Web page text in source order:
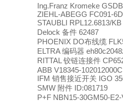
Ing.Franz Kromeke
ZIEHL-ABEGG FC091-
STAUBLI RPL12.6813/KB
Delock 备件 62487
PHOENIX DO布线缆
ELTRA编码器
RITTAL 铰链连接件
ABB V18345-
IFM 销售接近开关 IGO
SMW 附件 ID:081719
P+F NBN15-30GM50-